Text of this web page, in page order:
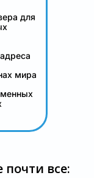
для
мира
все: